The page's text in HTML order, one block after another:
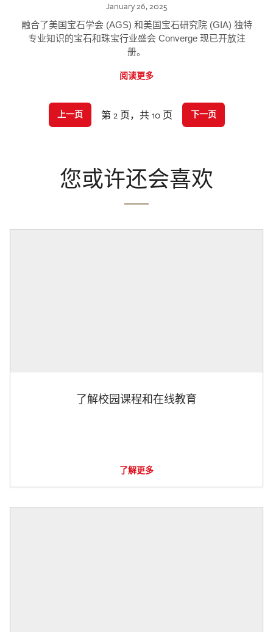
January 26, 2025
融合了美国宝石学会 (AGS) 和美国宝石研究院 (GIA) 独特
专业知识的宝石和珠宝行业盛会 Converge 现已开放注
册。
阅读更多
上一页 第 2 页，共 10 页 下一页
您或许还会喜欢
了解校园课程和在线教育
了解更多